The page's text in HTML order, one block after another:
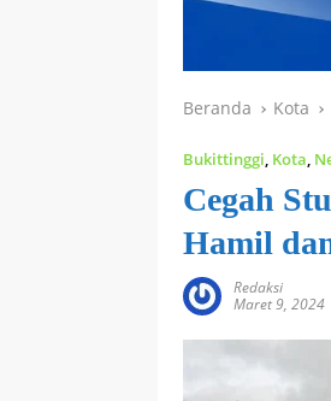
Beranda Kota
Bukittinggi, Kota,
Cegah
Hamil
Redaksi
Maret 9, 2024